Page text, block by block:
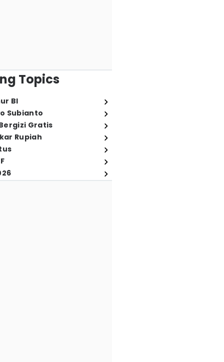
Topics
BI
Subianto
Gratis
Rupiah